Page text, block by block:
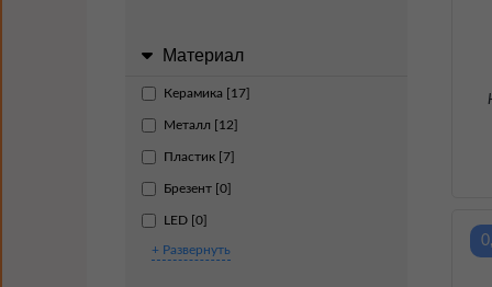
Материал
Керамика [17]
Металл [12]
Пластик [7]
Брезент [0]
LED [0]
+ Развернуть